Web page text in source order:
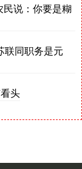
民说：你要是糊
联同职务是元
头